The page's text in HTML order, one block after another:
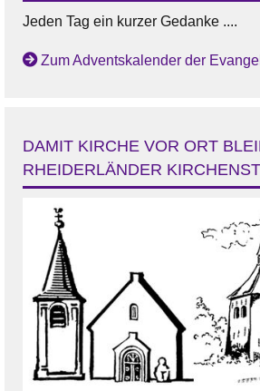
Jeden Tag ein kurzer Gedanke ....
Zum Adventskalender der
DAMIT KIRCHE VOR ORT
RHEIDERLÄNDER